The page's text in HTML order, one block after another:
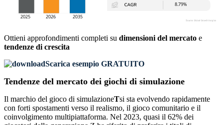
Ottieni approfondimenti completi su dimensioni del mercato e
tendenze di crescita
Scarica esempio GRATUITO
Tendenze del mercato dei giochi di simulazione
Il marchio del gioco di simulazioneTsi sta evolvendo rapidamente
con forti spostamenti verso il realismo, il gioco comunitario e il
coinvolgimento multipiattaforma. Nel 2023, quasi il 62% dei